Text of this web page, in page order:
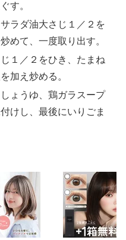
す。
ラダ油大さじ１／２を
めて、一度取り出す。
１／２をひき、たまね
加え炒める。
ょうゆ、鶏ガラスープ
けし、最後にいりごま